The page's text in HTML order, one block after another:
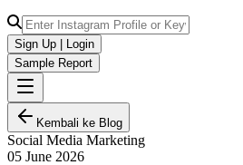
Sign Up | Login
Sample Report
Kembali ke Blog
Social Media Marketing
05 June 2026